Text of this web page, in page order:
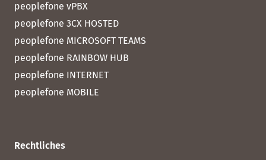
peoplefone vPBX
peoplefone 3CX HOSTED
peoplefone MICROSOFT TEAMS
peoplefone RAINBOW HUB
peoplefone INTERNET
peoplefone MOBILE
Rechtliches